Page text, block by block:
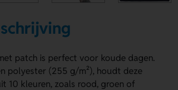
patch is perfect voor koude dagen.
polyester (255 g/m²), houdt deze
10 kleuren, zoals rood, groen of